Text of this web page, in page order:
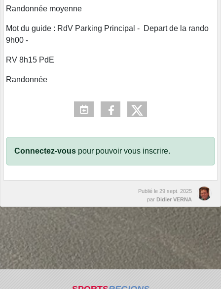
Randonnée moyenne
Mot du guide : RdV Parking Principal - Depart de la rando
9h00 -
RV 8h15 PdE
Randonnée
Connectez-vous pour pouvoir vous inscrire.
Publié le 29 sept. 2025
par Didier VERNA